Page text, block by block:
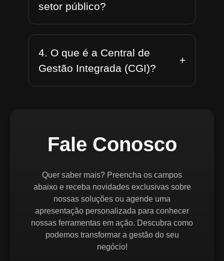
setor público?
4. O que é a Central de
Gestão Integrada (CGI)?
+
Fale Conosco
Quer saber mais? Preencha os campos
abaixo e receba novidades exclusivas sobre
nossas soluções ou agende uma
apresentação personalizada para conhecer
nossas ferramentas em ação. Descubra como
podemos transformar a gestão do seu
negócio!